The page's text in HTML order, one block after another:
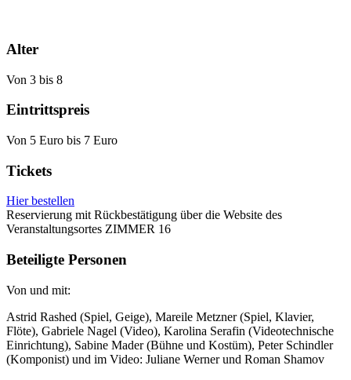
Alter
Von 3 bis 8
Eintrittspreis
Von 5 Euro bis 7 Euro
Tickets
Hier bestellen
Reservierung mit Rückbestätigung über die Website des
Veranstaltungsortes ZIMMER 16
Beteiligte Personen
Von und mit:
Astrid Rashed (Spiel, Geige), Mareile Metzner (Spiel, Klavier,
Flöte), Gabriele Nagel (Video), Karolina Serafin (Videotechnische
Einrichtung), Sabine Mader (Bühne und Kostüm), Peter Schindler
(Komponist) und im Video: Juliane Werner und Roman Shamov